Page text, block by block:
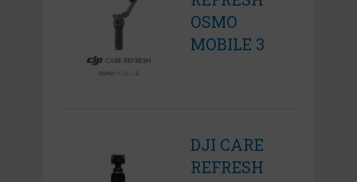
OSMO
MOBILE 3
DJI CARE
REFRESH